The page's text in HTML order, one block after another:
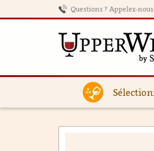
Questions ? Appelez-nous